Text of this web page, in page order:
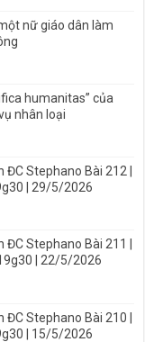
nữ giáo dân làm
humanitas” của
nhân loại
ĐC Stephano Bài 212 |
| 29/5/2026
ĐC Stephano Bài 211 |
| 22/5/2026
ĐC Stephano Bài 210 |
| 15/5/2026